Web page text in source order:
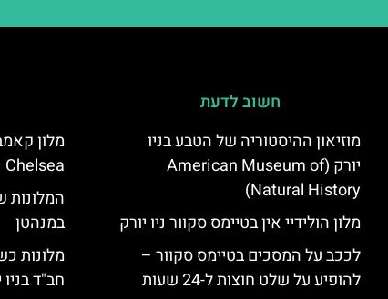
חשוב לדעת
מוזיאון ההיסטוריה של הטבע בניו
יורק (American Museum of
Natural History)
מלון הולידיי אין בטיימס סקוור ניו יורק
לככב על המסכים בטיימס סקוור –
להופיע על שלט חוצות ל-24 שעות
המלונות
במנהטן
מלונות
חב"ד בניו